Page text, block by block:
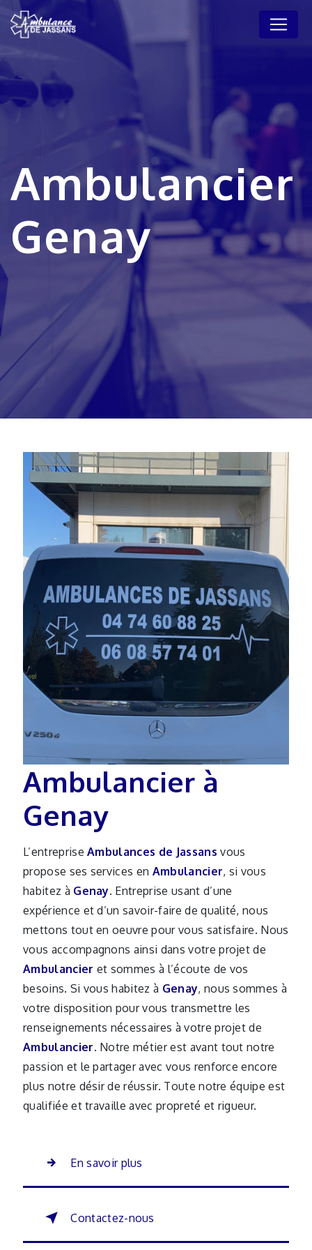
Ambulancier
Genay
Ambulancier à
Genay
L’entrepriseAmbulances de Jassans vous
propose ses services en Ambulancier, si vous
habitez à Genay. Entreprise usant d’une
expérience et d’un savoir-faire de qualité, nous
mettons tout en oeuvre pour vous satisfaire. Nous
vous accompagnons ainsi dans votre projet de
Ambulancier et sommes à l’écoute de vos
besoins. Si vous habitez à Genay, nous sommes à
votre disposition pour vous transmettre les
renseignements nécessaires à votre projet de
Ambulancier. Notre métier est avant tout notre
passion et le partager avec vous renforce encore
plus notre désir de réussir. Toute notre équipe est
qualifiée et travaille avec propreté et rigueur.
En savoir plus
Contactez-nous
Panneau de gestion des cookies